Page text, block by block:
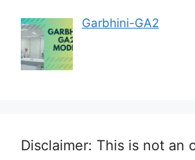
Garbhini-GA2
Disclaimer: This is not an